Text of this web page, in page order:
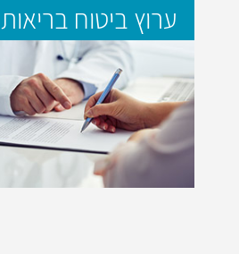
ערוץ ביטוח בריאות